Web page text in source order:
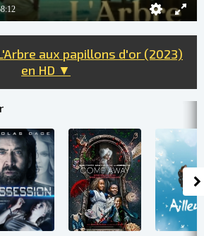
aux papillons d'or (2023)
en HD ▼